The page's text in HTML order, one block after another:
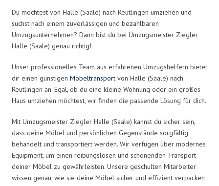
Du möchtest von Halle (Saale) nach Reutlingen umziehen und
suchst nach einem zuverlässigen und bezahlbaren
Umzugsunternehmen? Dann bist du bei Umzugsmeister Ziegler
Halle (Saale) genau richtig!
Unser professionelles Team aus erfahrenen Umzugshelfern bietet
dir einen günstigen Möbeltransport von Halle (Saale) nach
Reutlingen an. Egal, ob du eine kleine Wohnung oder ein großes
Haus umziehen möchtest, wir finden die passende Lösung für dich.
Mit Umzugsmeister Ziegler Halle (Saale) kannst du sicher sein,
dass deine Möbel und persönlichen Gegenstände sorgfältig
behandelt und transportiert werden. Wir verfügen über modernes
Equipment, um einen reibungslosen und schonenden Transport
deiner Möbel zu gewährleisten. Unsere geschulten Mitarbeiter
wissen genau, wie sie deine Möbel sicher und effizient verpacken